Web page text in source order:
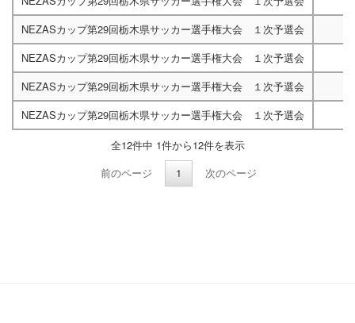
NEZASカップ第29回栃木県サッカー選手権大会 １次予選会
NEZASカップ第29回栃木県サッカー選手権大会 １次予選会
NEZASカップ第29回栃木県サッカー選手権大会 １次予選会
NEZASカップ第29回栃木県サッカー選手権大会 １次予選会
全12件中 1件から12件を表示
前のページ
1 次のページ